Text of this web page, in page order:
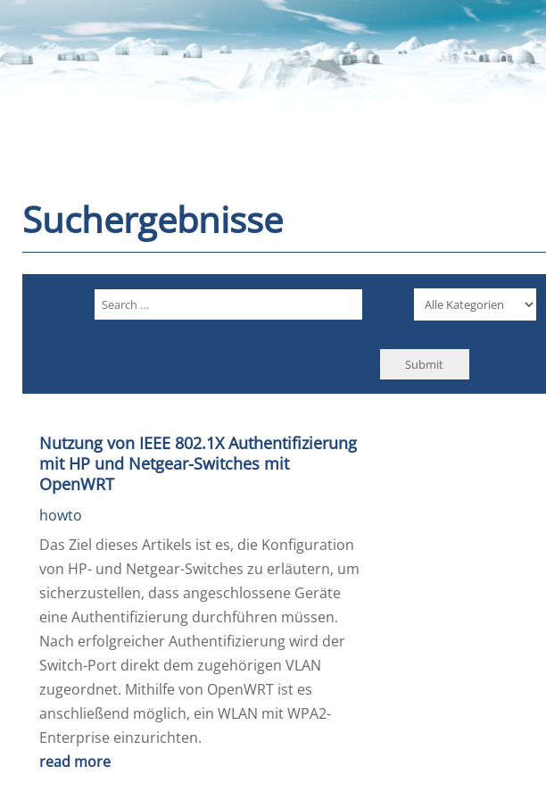
Suchergebnisse
Nutzung von IEEE 802.1X Authentifizierung
mit HP und Netgear-Switches mit
OpenWRT
howto
Das Ziel dieses Artikels ist es, die Konfiguration
von HP- und Netgear-Switches zu erläutern, um
sicherzustellen, dass angeschlossene Geräte
eine Authentifizierung durchführen müssen.
Nach erfolgreicher Authentifizierung wird der
Switch-Port direkt dem zugehörigen VLAN
zugeordnet. Mithilfe von OpenWRT ist es
anschließend möglich, ein WLAN mit WPA2-
Enterprise einzurichten.
read more